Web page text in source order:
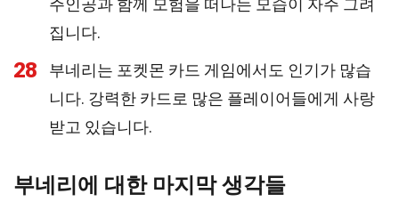
주인공과 함께 모험을 떠나는 모습이 자주 그려
집니다.
28
부네리는 포켓몬 카드 게임에서도 인기가 많습
니다. 강력한 카드로 많은 플레이어들에게 사랑
받고 있습니다.
부네리에 대한 마지막 생각들